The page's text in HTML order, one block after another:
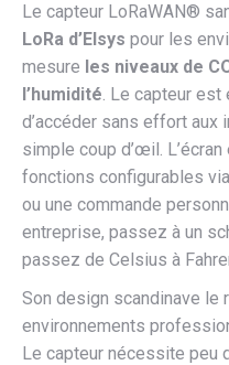
Le capteur LoRaWAN®
LoRa d’Elsys pour les
mesure les niveaux de
l’humidité. Le capteur est
d’accéder sans effort aux
simple coup d’œil.
fonctions configurables
ou une commande
entreprise, passez à un
passez de Celsius à
Son design scandinave le
environnements
Le capteur nécessite peu